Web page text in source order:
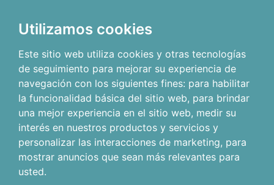
Utilizamos cookies
Este sitio web utiliza cookies y otras tecnologías
de seguimiento para mejorar su experiencia de
navegación con los siguientes fines: para habilitar
la funcionalidad básica del sitio web, para brindar
una mejor experiencia en el sitio web, medir su
interés en nuestros productos y servicios y
personalizar las interacciones de marketing, para
mostrar anuncios que sean más relevantes para
usted.